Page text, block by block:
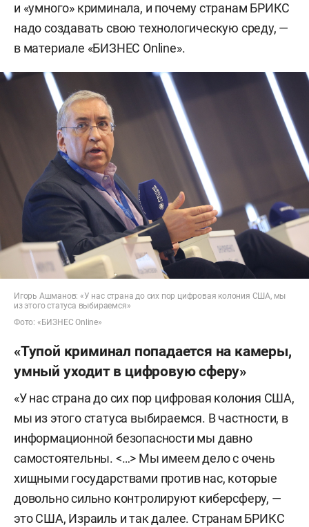
и «умного» криминала, и почему странам БРИКС
надо создавать свою технологическую среду, —
в материале «БИЗНЕС Online».
Игорь Ашманов: «У нас страна до сих пор цифровая колония США, мы
из этого статуса выбираемся»
Фото: «БИЗНЕС Online»
«Тупой криминал попадается на камеры,
умный уходит в цифровую сферу»
«У нас страна до сих пор цифровая колония США,
мы из этого статуса выбираемся. В частности, в
информационной безопасности мы давно
самостоятельны. <…> Мы имеем дело с очень
хищными государствами против нас, которые
довольно сильно контролируют киберсферу, —
это США, Израиль и так далее. Странам БРИКС